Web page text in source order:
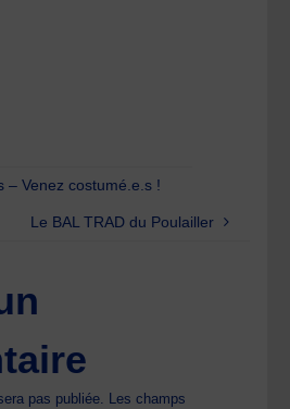
– Venez costumé.e.s !
Le BAL TRAD du Poulailler
pas publiée. Les champs